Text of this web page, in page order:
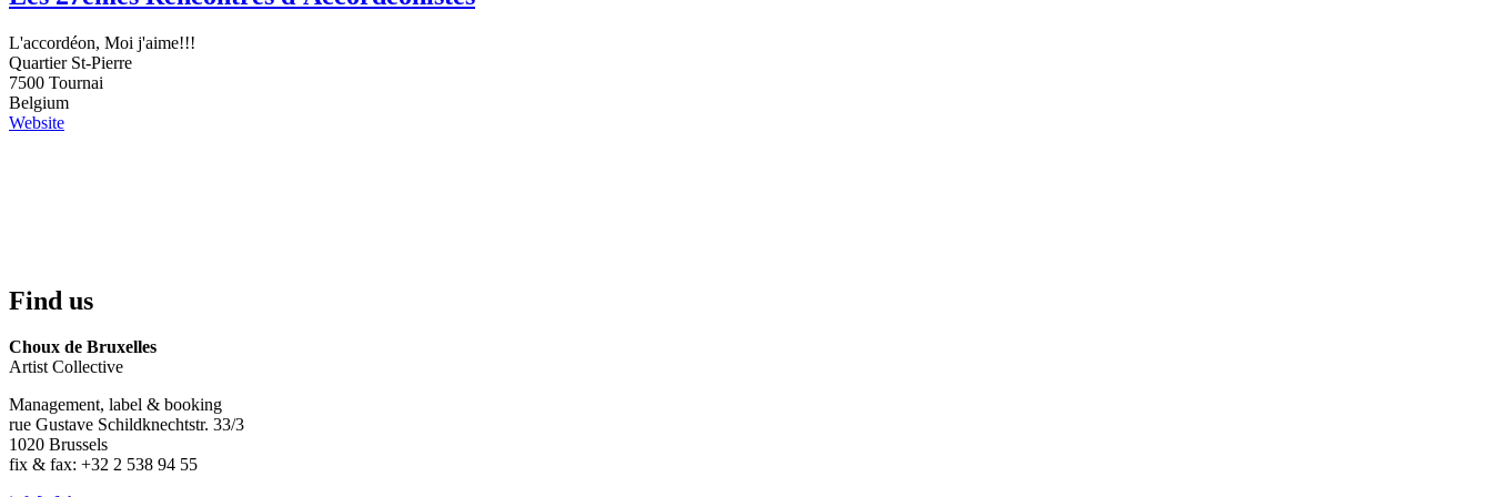
L'accordéon, Moi j'aime!!!
Quartier St-Pierre
7500 Tournai
Belgium
Website
Find us
Choux de Bruxelles
Artist Collective
Management, label & booking
rue Gustave Schildknechtstr. 33/3
1020 Brussels
fix & fax: +32 2 538 94 55